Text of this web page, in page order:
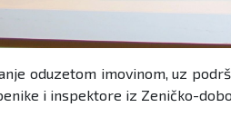
oduzetom imovinom, uz
i inspektore iz Zeničko-